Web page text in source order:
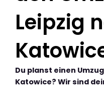
Leipzig
Du planst einen
Katowice? Wir sind